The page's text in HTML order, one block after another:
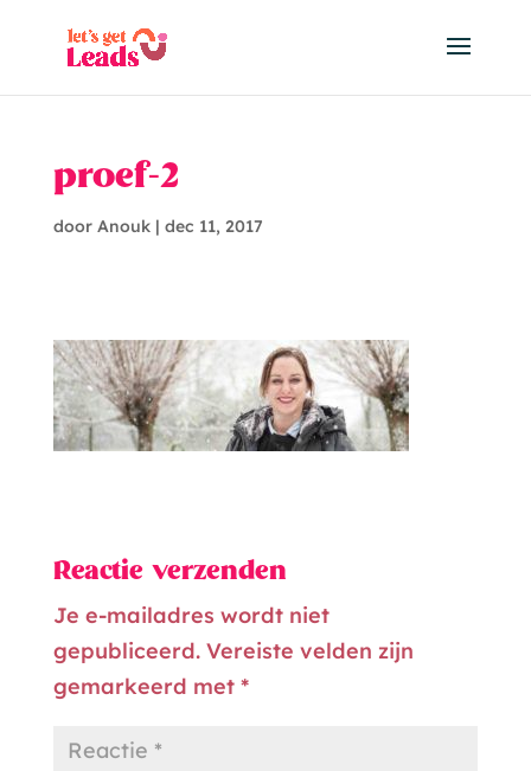
proef-2
door Anouk| dec 11, 2017
Reactie verzenden
Je e-mailadres wordt niet
gepubliceerd. Vereiste velden zijn
gemarkeerd met *